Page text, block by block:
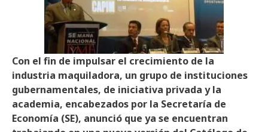
Con el fin de impulsar el crecimiento de la
industria maquiladora, un grupo de instituciones
gubernamentales, de iniciativa privada y la
academia, encabezados por la Secretaría de
Economía (SE), anunció que ya se encuentran